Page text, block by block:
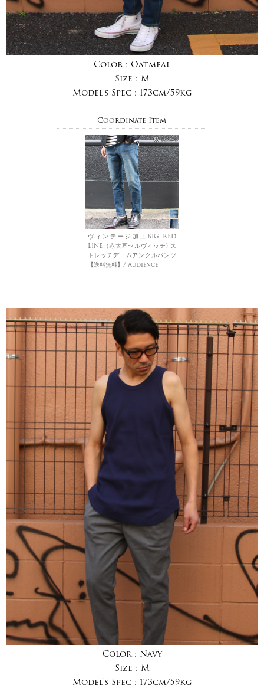
Color : Oatmeal
Size : M
Model's Spec : 173cm/59kg
Coordinate Item
ヴィンテージ加工BIG RED
LINE（赤太耳セルヴィッチ) ス
トレッチデニムアンクルパンツ
【送料無料】/ Audience
Color : Navy
Size : M
Model's Spec : 173cm/59kg